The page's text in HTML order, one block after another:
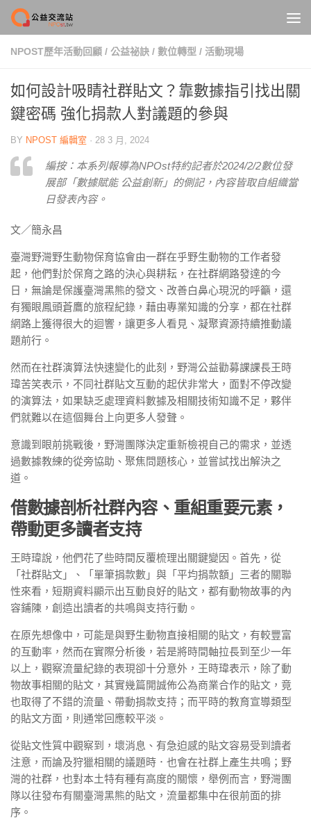
Skip to content
NPOST歷年活動回顧 / 公益祕訣 / 數位轉型 / 活動現場
如何設計吸睛社群貼文？靠數據指引找出關
鍵密碼 強化捐款人對議題的參與
BY NPOST 編輯室 · 28 3 月, 2024
編按：本系列報導為NPOst特約記者於2024/2/2數位發
展部「數據賦能 公益創新」的側記，內容皆取自組織當
日發表內容。
文／簡永昌
臺灣野灣野生動物保育協會由一群在乎野生動物的工作者發
起，他們對於保育之路的決心與耕耘，在社群網路發達的今
日，無論是保護臺灣黑熊的發文、改善白鼻心現況的呼籲，還
有獨眼鳳頭蒼鷹的旅程紀錄，藉由專業知識的分享，都在社群
網路上獲得很大的迴響，讓更多人看見、凝聚資源持續推動議
題前行。
然而在社群演算法快速變化的此刻，野灣公益勸募課課長王時
瑋苦笑表示，不同社群貼文互動的起伏非常大，面對不停改變
的演算法，如果缺乏處理資料數據及相關技術知識不足，夥伴
們就難以在這個舞台上向更多人發聲。
意識到眼前挑戰後，野灣團隊決定重新檢視自己的需求，並透
過數據教練的從旁協助、聚焦問題核心，並嘗試找出解決之
道。
借數據剖析社群內容、重組重要元素，
帶動更多讀者支持
王時瑋說，他們花了些時間反覆梳理出關鍵變因。首先，從
「社群貼文」、「單筆捐款數」與「平均捐款額」三者的關聯
性來看，短期資料顯示出互動良好的貼文，都有動物故事的內
容鋪陳，創造出讀者的共鳴與支持行動。
在原先想像中，可能是與野生動物直接相關的貼文，有較豐富
的互動率，然而在實際分析後，若是將時間軸拉長到至少一年
以上，觀察流量紀錄的表現卻十分意外，王時瑋表示，除了動
物故事相關的貼文，其實幾篇開誠佈公為商業合作的貼文，竟
也取得了不錯的流量、帶動捐款支持；而平時的教育宣導類型
的貼文方面，則通常回應較平淡。
從貼文性質中觀察到，壞消息、有急迫感的貼文容易受到讀者
注意，而論及狩獵相關的議題時．也會在社群上產生共鳴；野
灣的社群，也對本土特有種有高度的關懷，舉例而言，野灣團
隊以往發布有關臺灣黑熊的貼文，流量都集中在很前面的排
序。